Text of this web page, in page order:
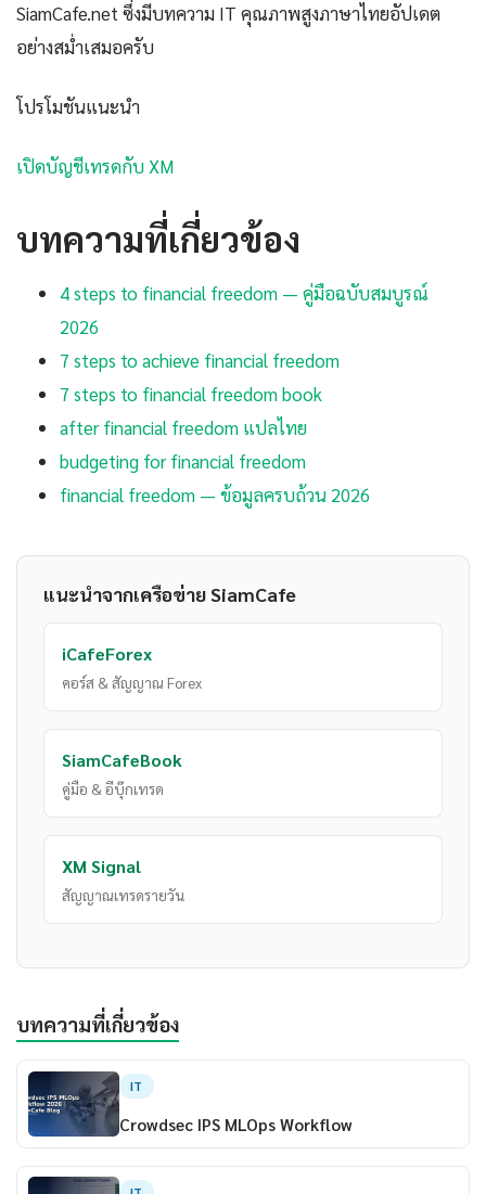
SiamCafe.net ซึ่งมีบทความ IT คุณภาพสูงภาษาไทยอัปเดต
อย่างสม่ำเสมอครับ
โปรโมชันแนะนำ
เปิดบัญชีเทรดกับ XM
บทความที่เกี่ยวข้อง
4 steps to financial freedom — คู่มือฉบับสมบูรณ์
2026
7 steps to achieve financial freedom
7 steps to financial freedom book
after financial freedom แปลไทย
budgeting for financial freedom
financial freedom — ข้อมูลครบถ้วน 2026
แนะนำจากเครือข่าย SiamCafe
iCafeForex
คอร์ส & สัญญาณ Forex
SiamCafeBook
คู่มือ & อีบุ๊กเทรด
XM Signal
สัญญาณเทรดรายวัน
บทความที่เกี่ยวข้อง
IT
Crowdsec IPS MLOps Workflow